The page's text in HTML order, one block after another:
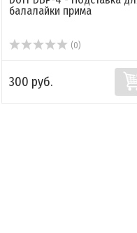
балалайки прима
(0)
300 руб.